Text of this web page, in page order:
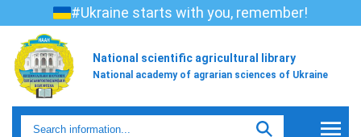
#Ukraine starts with you, remember!
National scientific agricultural library
National academy of agrarian sciences of Ukraine